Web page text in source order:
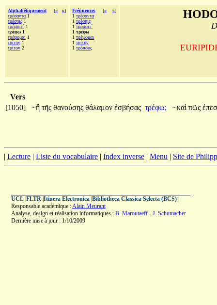
Alphabétiquement [« »]
τρέσαντα 1
τρέσηις 1
τρέφοιτ´ 1
τρέφω 1
τρέψομαι 1
τρίτην 1
τρίτον 2
Fréquences [« »]
1 τρέσαντα
1 τρέσηις
1 τρέφοιτ´
1 τρέφω
1 τρέψομαι
1 τρίτην
1 τρόπους
Vers
[1050]
~ἢ τῆς θανούσης θάλαμον ἐσβήσας τρέφω; ~καὶ πῶς
| Lecture | Liste du vocabulaire | Index inverse | Menu | Site de
UCL| FLTR| Itinera Electronica| Bibliotheca Classica Selecta (BCS)|
Responsable académique :Alain Meurant
Analyse, design et réalisation informatiques : B. Maroutaeff- J. Schumacher
Dernière mise à jour : 1/10/2009